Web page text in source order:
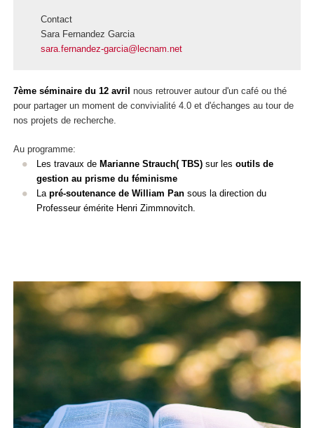
Contact
Sara Fernandez Garcia
sara.fernandez-garcia@lecnam.net
7ème séminaire du 12 avril nous retrouver autour d'un café ou thé
pour partager un moment de convivialité 4.0 et d'échanges au tour de
nos projets de recherche.
Au programme:
Les travaux deMarianne Strauch( TBS) sur les outils de
gestion au prisme du féminisme
La pré-soutenance de William Pansous la direction du
Professeur émérite Henri Zimmnovitch.